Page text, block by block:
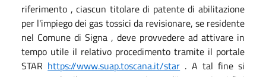
riferimento , ciascun titolare di patente di abilitazione
per l'impiego dei gas tossici da revisionare, se residente
nel Comune di Signa , deve provvedere ad attivare in
tempo utile il relativo procedimento tramite il portale
STAR https://www.suap.toscana.it/star . A tal fine si